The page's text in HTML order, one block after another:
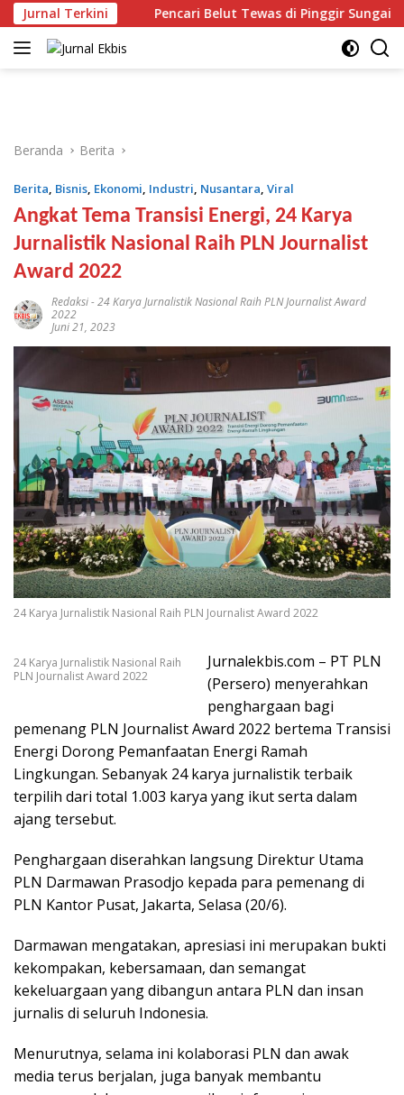
Langsung
ke
konten
Jurnal TerkiniPencari Belut Tewas di Pinggir Sungai, Masih
Beranda Berita
Berita, Bisnis, Ekonomi, Industri, Nusantara, Viral
Angkat Tema Transisi Energi, 24 Karya
Jurnalistik Nasional Raih PLN Journalist
Award 2022
Redaksi-24 Karya Jurnalistik Nasional Raih PLN Journalist Award
2022
Juni 21, 2023
24 Karya Jurnalistik Nasional Raih PLN Journalist Award 2022
24 Karya Jurnalistik Nasional Raih
PLN Journalist Award 2022
Jurnalekbis.com – PT PLN
(Persero) menyerahkan
penghargaan bagi
pemenang PLN Journalist Award 2022 bertema Transisi
Energi Dorong Pemanfaatan Energi Ramah
Lingkungan. Sebanyak 24 karya jurnalistik terbaik
terpilih dari total 1.003 karya yang ikut serta dalam
ajang tersebut.
Penghargaan diserahkan langsung Direktur Utama
PLN Darmawan Prasodjo kepada para pemenang di
PLN Kantor Pusat, Jakarta, Selasa (20/6).
Darmawan mengatakan, apresiasi ini merupakan bukti
kekompakan, kebersamaan, dan semangat
kekeluargaan yang dibangun antara PLN dan insan
jurnalis di seluruh Indonesia.
Menurutnya, selama ini kolaborasi PLN dan awak
media terus berjalan, juga banyak membantu